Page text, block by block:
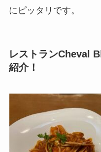
にピッタリです。
レストランCheval
紹介！